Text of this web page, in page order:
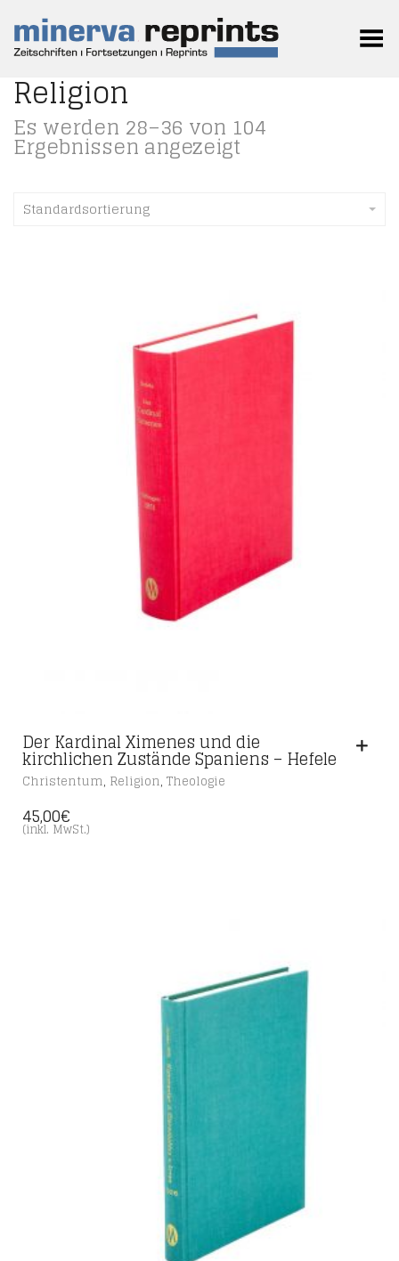
Toggle Menu
Religion
Es werden 28–36 von 104
Ergebnissen angezeigt
Standardsortierung
Der Kardinal Ximenes und die
kirchlichen Zustände Spaniens – Hefele
Christentum, Religion, Theologie
45,00€
(inkl. MwSt.)